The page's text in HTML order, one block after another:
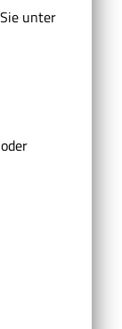
unter